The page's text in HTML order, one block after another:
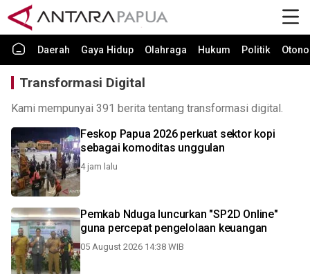
Daerah Gaya Hidup Olahraga Hukum Politik
Transformasi Digital
Kami mempunyai 391 berita tentang transformasi digital.
Feskop Papua 2026 perkuat sektor kopi
sebagai komoditas unggulan
4 jam lalu
Pemkab Nduga luncurkan "SP2D Online"
guna percepat pengelolaan keuangan
05 August 2026 14:38 WIB